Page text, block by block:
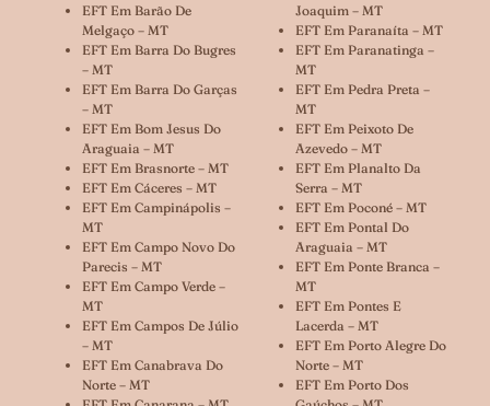
EFT Em Barão De
Melgaço – MT
EFT Em Barra Do Bugres
– MT
EFT Em Barra Do Garças
– MT
EFT Em Bom Jesus Do
Araguaia – MT
EFT Em Brasnorte – MT
EFT Em Cáceres – MT
EFT Em Campinápolis –
MT
EFT Em Campo Novo Do
Parecis – MT
EFT Em Campo Verde –
MT
EFT Em Campos De Júlio
– MT
EFT Em Canabrava Do
Norte – MT
Joaquim – MT
EFT Em Paranaíta – MT
EFT Em Paranatinga –
MT
EFT Em Pedra Preta –
MT
EFT Em Peixoto De
Azevedo – MT
EFT Em Planalto Da
Serra – MT
EFT Em Poconé – MT
EFT Em Pontal Do
Araguaia – MT
EFT Em Ponte Branca –
MT
EFT Em Pontes E
Lacerda – MT
EFT Em Porto Alegre Do
Norte – MT
EFT Em Porto Dos